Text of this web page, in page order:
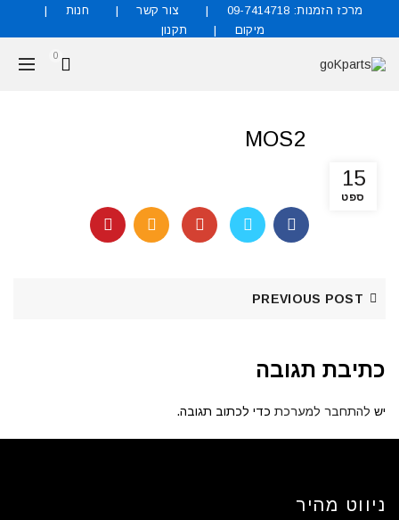
מרכז הזמנות: 09-7414718 צור קשר
חנות
מיקום
תקנון
0
15
ספט
MOS2
PREVIOUS POST
כתיבת תגובה
יש להתחבר למערכת כדי לכתוב תגובה.
ניווט מהיר